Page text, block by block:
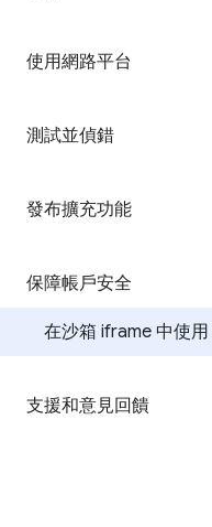
使用網路平台
測試並偵錯
發布擴充功能
保障帳戶安全
在沙箱 iframe 中使用
支援和意見回饋